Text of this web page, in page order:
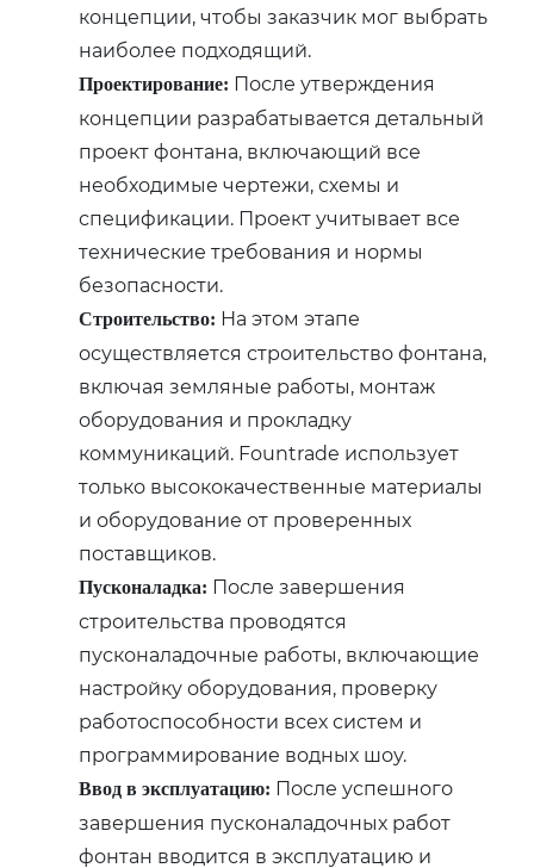
концепции, чтобы заказчик мог выбрать
наиболее подходящий.
Проектирование: После утверждения
концепции разрабатывается детальный
проект фонтана, включающий все
необходимые чертежи, схемы и
спецификации. Проект учитывает все
технические требования и нормы
безопасности.
Строительство: На этом этапе
осуществляется строительство фонтана,
включая земляные работы, монтаж
оборудования и прокладку
коммуникаций. Fountrade использует
только высококачественные материалы
и оборудование от проверенных
поставщиков.
Пусконаладка: После завершения
строительства проводятся
пусконаладочные работы, включающие
настройку оборудования, проверку
работоспособности всех систем и
программирование водных шоу.
Ввод в эксплуатацию: После успешного
завершения пусконаладочных работ
фонтан вводится в эксплуатацию и